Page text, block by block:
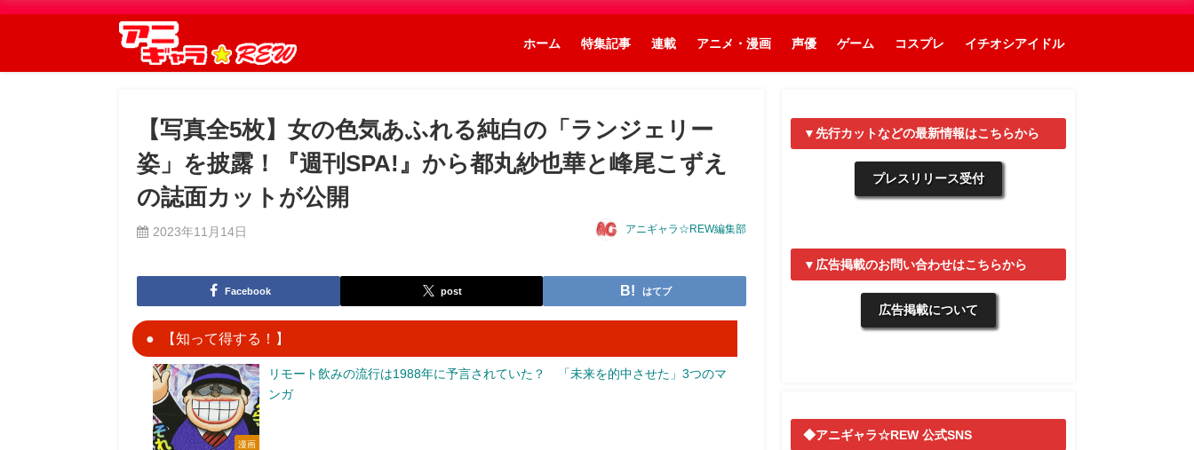
ホーム 特集記事 連載 アニメ・漫画 声優 ゲーム コスプレ イチオシアイドル
【写真全5枚】女の色気あふれる純白の「ランジェリー
姿」を披露！『週刊SPA!』から都丸紗也華と峰尾こずえ
の誌面カットが公開
2023年11月14日 アニギャラ☆REW編集部
Facebook post はてブ
【知って得する！】
漫画
リモート飲みの流行は1988年に予言されていた？ 「未来を的中させた」3つのマ
ンガ
▼先行カットなどの最新情報はこちらから
プレスリリース受付
▼広告掲載のお問い合わせはこちらから
広告掲載について
◆アニギャラ☆REW 公式SNS